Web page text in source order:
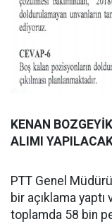
KENAN
ALIMI
PTT Genel
bir açıklama yaptı
toplamda 58 bin